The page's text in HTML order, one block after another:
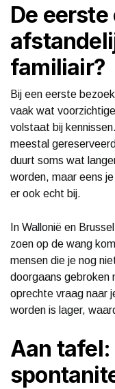
De
familiair?
Bij een eerste
vaak wat
volstaat bij
meestal
duurt soms wat
worden, maar eens
er ook echt bij.
In Wallonië en
zoen op de wang
mensen die je nog
doorgaans gebroken
oprechte vraag naar
worden is lager,
Aan